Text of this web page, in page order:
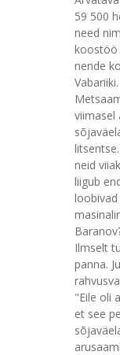
59 500
need
koostöö
nende
Vabariiki.
viimasel
neid
liigub
Ilmselt
panna.
"Eile oli
et see